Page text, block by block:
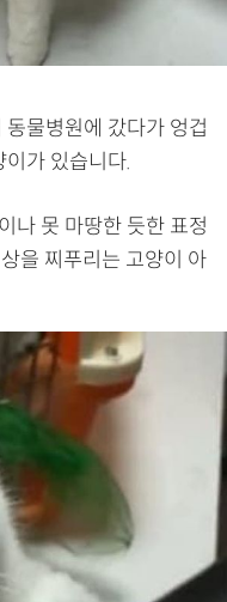
물병원에 갔다가 엉겁
가 있습니다.
나 못 마땅한 듯한 표정
을 찌푸리는 고양이 아